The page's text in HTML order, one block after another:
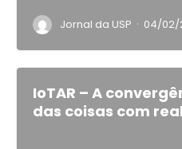
Jornal da USP · 04/02/
IoTAR – A
das coisas com